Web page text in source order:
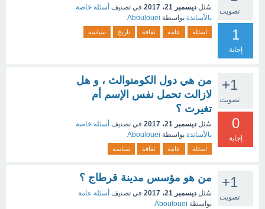
تصويت
1
إجابة
سُئل ديسمبر 21، 2017 في تصنيف أسئلة خاصة
بالأساتذة بواسطة Aboulouei
اسئلة عامة ثقافة تاريخ سياسة
+1
تصويت
0
إجابة
من هي دول الكومنوالث ، و هل
لازالت تحمل نفس الإسم أم
تغيرت ؟
سُئل ديسمبر 21، 2017 في تصنيف أسئلة خاصة
بالأساتذة بواسطة Aboulouei
اسئلة عامة ثقافة سياسة
+1
تصويت
من هو مؤسس مدينة قرطاج ؟
سُئل ديسمبر 21، 2017 في تصنيف أسئلة عامة
بواسطة Aboulouei